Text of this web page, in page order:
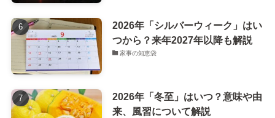
2026年「シルバーウィーク」はい
つから？来年2027年以降も解説
家事の知恵袋
2026年「冬至」はいつ？意味や由
来、風習について解説